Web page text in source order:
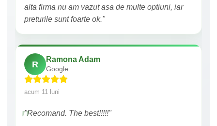
alta firma nu am vazut asa de multe optiuni, iar
preturile sunt foarte ok."
R
Ramona Adam
Google
acum 11 luni
"Recomand. The best!!!!!"